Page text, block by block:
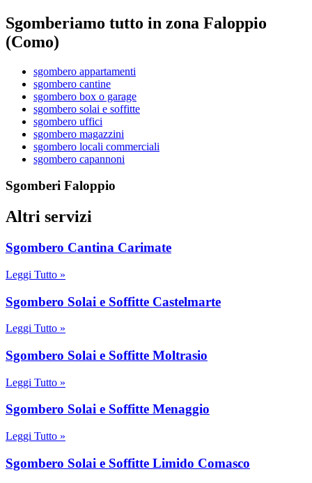
Sgomberiamo tutto in zona Faloppio
(Como)
sgombero appartamenti
sgombero cantine
sgombero box o garage
sgombero solai e soffitte
sgombero uffici
sgombero magazzini
sgombero locali commerciali
sgombero capannoni
Sgomberi Faloppio
Altri servizi
Sgombero Cantina Carimate
Leggi Tutto »
Sgombero Solai e Soffitte Castelmarte
Leggi Tutto »
Sgombero Solai e Soffitte Moltrasio
Leggi Tutto »
Sgombero Solai e Soffitte Menaggio
Leggi Tutto »
Sgombero Solai e Soffitte Limido Comasco